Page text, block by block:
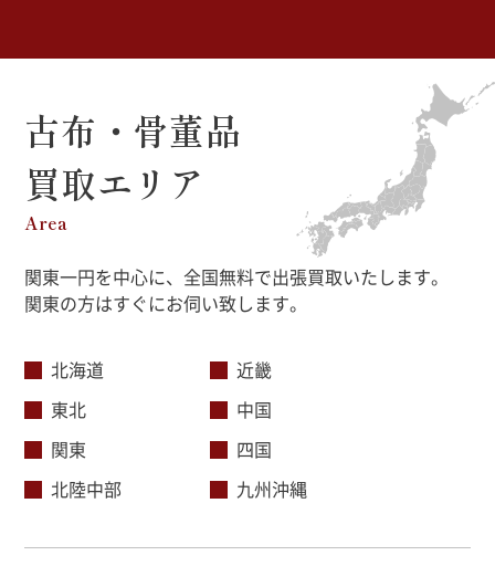
古布・骨董品
買取エリア
Area
関東一円を中心に、全国無料で出張買取いたします。
関東の方はすぐにお伺い致します。
北海道
東北
関東
北陸中部
近畿
中国
四国
九州沖縄